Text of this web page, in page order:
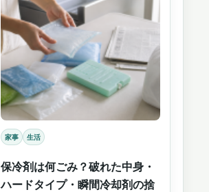
家事 生活
保冷剤は何ごみ？破れた中身・
ハードタイプ・瞬間冷却剤の捨